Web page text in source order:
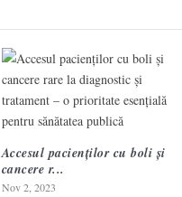
Accesul pacienților cu boli și
cancere r...
Nov 2, 2023